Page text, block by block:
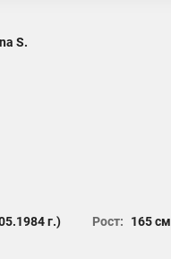
S.
г.) Рост: 165 см